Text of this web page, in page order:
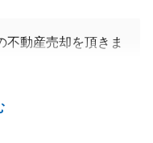
不動産売却を頂きま
A様にご理解とご協
で無事にご成約がで